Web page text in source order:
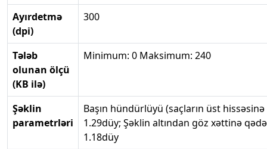
Ayırdetmə
(dpi)
300
Tələb
olunan ölçü
(KB ilə)
Minimum: 0 Maksimum: 240
Şəklin
parametrləri
Başın hündürlüyü (saçların üst
1.29düy; Şəklin altından göz xəttinə
1.18düy